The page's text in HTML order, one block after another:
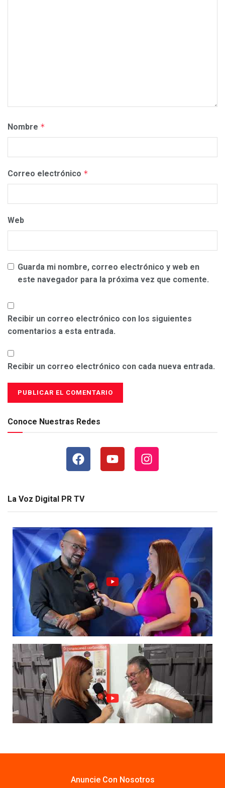
Nombre *
Correo electrónico *
Web
Guarda mi nombre, correo electrónico y web en
este navegador para la próxima vez que comente.
Recibir un correo electrónico con los siguientes
comentarios a esta entrada.
Recibir un correo electrónico con cada nueva entrada.
Conoce Nuestras Redes
La Voz Digital PR TV
Anuncie Con Nosotros